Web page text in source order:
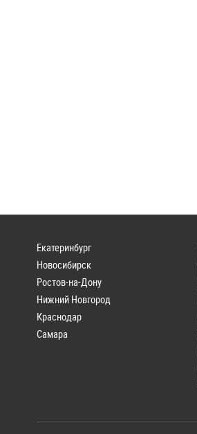
Екатеринбург
Новосибирск
Ростов-на-Дону
Нижний Новгород
Краснодар
Самара